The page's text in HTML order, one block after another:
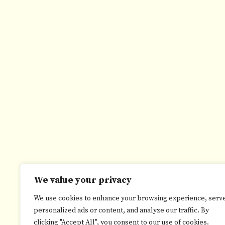
We value your privacy
We use cookies to enhance your browsing experience,
personalized ads or content, and analyze our traffic. By
clicking "Accept All", you consent to our use of cookies.